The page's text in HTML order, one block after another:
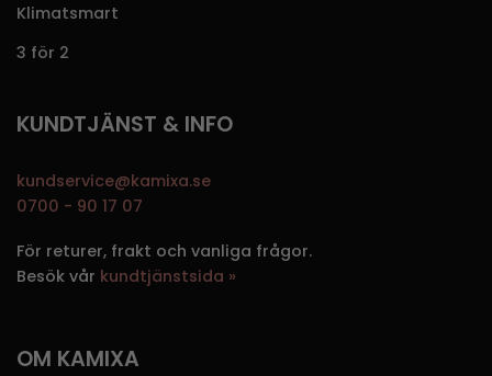
Klimatsmart
3 för 2
KUNDTJÄNST & INFO
kundservice@kamixa.se
0700 - 90 17 07
För returer, frakt och vanliga frågor.
Besök vår kundtjänstsida »
OM KAMIXA